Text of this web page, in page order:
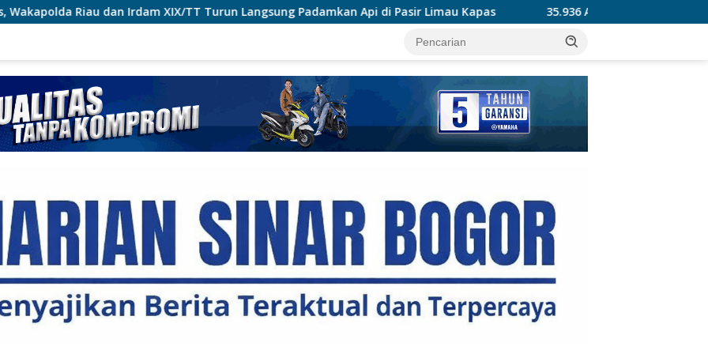
XIX/TT Turun Langsung Padamkan Api di Pasir Limau Kapas 35.936 Anak Muda Main Bareng di Kapolri Cup 2026,